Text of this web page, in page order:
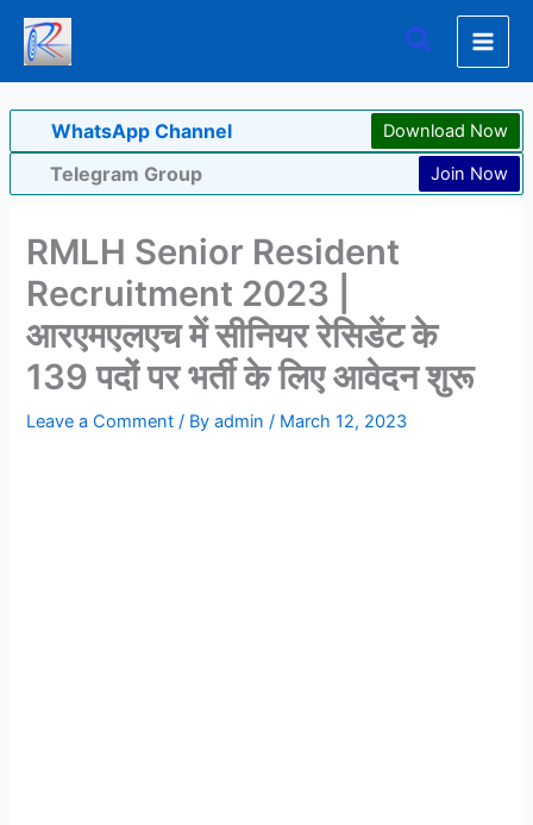
Skip
content
Search
WhatsApp Channel Download Now
Telegram Group Join Now
RMLH Senior Resident
Recruitment 2023 |
आरएमएलएच में सीनियर रेसिडेंट के
139 पदों पर भर्ती के लिए आवेदन शुरू
Leave a Comment / Byadmin/ March 12, 2023